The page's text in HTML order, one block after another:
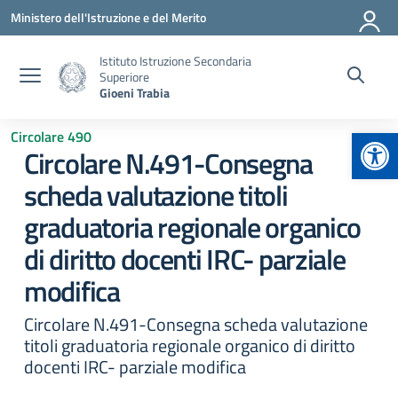
Vai ai contenuti
Vai al menu di navigazione
Vai al footer
Ministero dell'Istruzione e del Merito
Istituto Istruzione Secondaria
Superiore
Gioeni Trabia
Circolare 490
Circolare N.491-Consegna
scheda valutazione titoli
graduatoria regionale organico
di diritto docenti IRC- parziale
modifica
Circolare N.491-Consegna scheda valutazione
titoli graduatoria regionale organico di diritto
docenti IRC- parziale modifica